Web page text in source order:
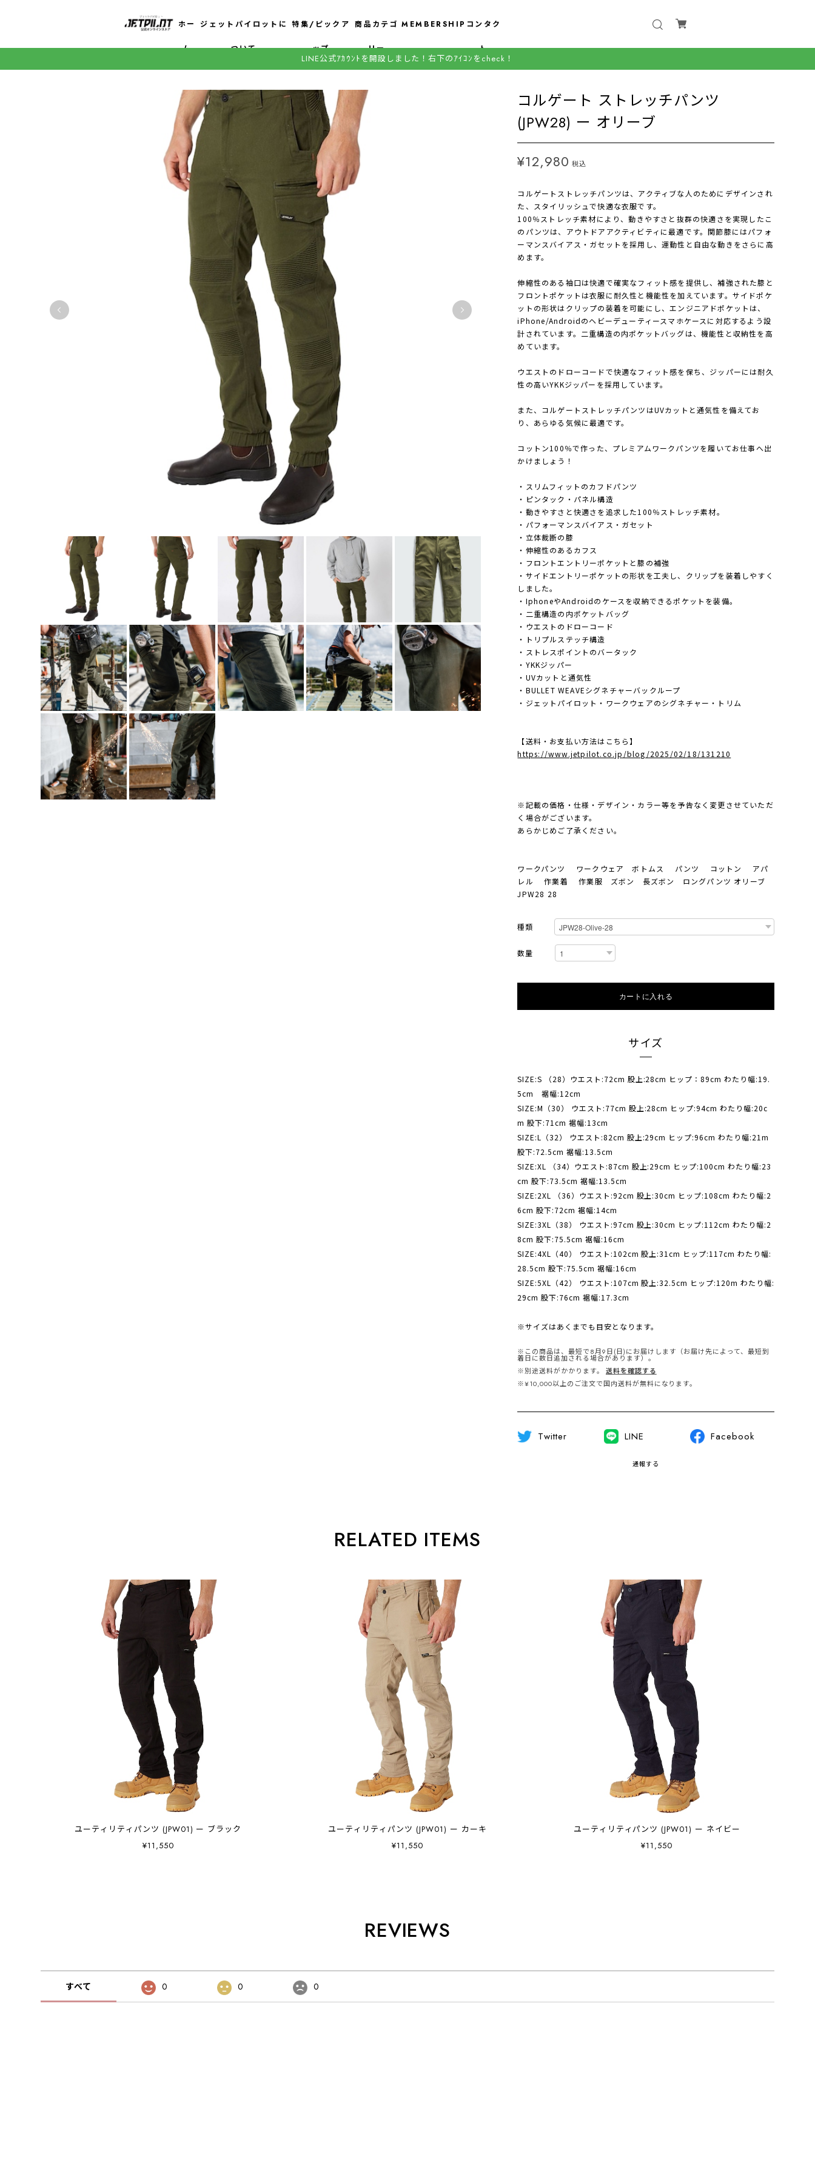
ホー
ム
ジェットパイロットに
ついて
特集/ピックア
ップ
商品カテゴ
リー
MEMBERSHIP コンタク
ト
LINE公式ｱｶｳﾝﾄを開設しました！右下のｱｲｺﾝをcheck！
コルゲート ストレッチパンツ
(JPW28) ー オリーブ
¥12,980 税込
コルゲートストレッチパンツは、アクティブな人のためにデザインされ
た、スタイリッシュで快適な衣服です。
100％ストレッチ素材により、動きやすさと抜群の快適さを実現したこ
のパンツは、アウトドアアクティビティに最適です。関節膝にはパフォ
ーマンスバイアス・ガセットを採用し、運動性と自由な動きをさらに高
めます。
伸縮性のある袖口は快適で確実なフィット感を提供し、補強された膝と
フロントポケットは衣服に耐久性と機能性を加えています。サイドポケ
ットの形状はクリップの装着を可能にし、エンジニアドポケットは、
iPhone/Androidのヘビーデューティースマホケースに対応するよう設
計されています。二重構造の内ポケットバッグは、機能性と収納性を高
めています。
ウエストのドローコードで快適なフィット感を保ち、ジッパーには耐久
性の高いYKKジッパーを採用しています。
また、コルゲートストレッチパンツはUVカットと通気性を備えてお
り、あらゆる気候に最適です。
コットン100％で作った、プレミアムワークパンツを履いてお仕事へ出
かけましょう！
・スリムフィットのカフドパンツ
・ピンタック・パネル構造
・動きやすさと快適さを追求した100％ストレッチ素材。
・パフォーマンスバイアス・ガセット
・立体裁断の膝
・伸縮性のあるカフス
・フロントエントリーポケットと膝の補強
・サイドエントリーポケットの形状を工夫し、クリップを装着しやすく
しました。
・IphoneやAndroidのケースを収納できるポケットを装備。
・二重構造の内ポケットバッグ
・ウエストのドローコード
・トリプルステッチ構造
・ストレスポイントのバータック
・YKKジッパー
・UVカットと通気性
・BULLET WEAVEシグネチャーバックループ
・ジェットパイロット・ワークウェアのシグネチャー・トリム
【送料・お支払い方法はこちら】
https://www.jetpilot.co.jp/blog/2025/02/18/131210
※記載の価格・仕様・デザイン・カラー等を予告なく変更させていただ
く場合がございます。
あらかじめご了承ください。
ワークパンツ ワークウェア ボトムス パンツ コットン アパ
レル 作業着 作業服 ズボン 長ズボン ロングパンツ オリーブ
JPW28 28
種類
数量
カートに入れる
サイズ
SIZE:S （28）ウエスト:72cm 股上:28cm ヒップ：89cm わたり幅:19.
5cm 裾幅:12cm
SIZE:M（30） ウエスト:77cm 股上:28cm ヒップ:94cm わたり幅:20c
m 股下:71cm 裾幅:13cm
SIZE:L（32） ウエスト:82cm 股上:29cm ヒップ:96cm わたり幅:21m
股下:72.5cm 裾幅:13.5cm
SIZE:XL （34）ウエスト:87cm 股上:29cm ヒップ:100cm わたり幅:23
cm 股下:73.5cm 裾幅:13.5cm
SIZE:2XL （36）ウエスト:92cm 股上:30cm ヒップ:108cm わたり幅:2
6cm 股下:72cm 裾幅:14cm
SIZE:3XL（38） ウエスト:97cm 股上:30cm ヒップ:112cm わたり幅:2
8cm 股下:75.5cm 裾幅:16cm
SIZE:4XL（40） ウエスト:102cm 股上:31cm ヒップ:117cm わたり幅:
28.5cm 股下:75.5cm 裾幅:16cm
SIZE:5XL（42） ウエスト:107cm 股上:32.5cm ヒップ:120m わたり幅:
29cm 股下:76cm 裾幅:17.3cm
※サイズはあくまでも目安となります。
※この商品は、最短で8月9日(日)にお届けします（お届け先によって、最短到
着日に数日追加される場合があります）。
※別途送料がかかります。
送料を確認する
※¥10,000以上のご注文で国内送料が無料になります。
Twitter LINE Facebook
通報する
RELATED ITEMS
ユーティリティパンツ (JPW01) ー ブラック
¥11,550
ユーティリティパンツ (JPW01) ー カーキ
¥11,550
ユーティリティパンツ (JPW01) ー ネイビー
¥11,550
REVIEWS
すべて 0 0 0